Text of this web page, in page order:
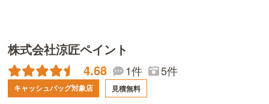
株式会社涼匠ペイント
4.68 1件 5件
キャッシュバッグ対象店 見積無料